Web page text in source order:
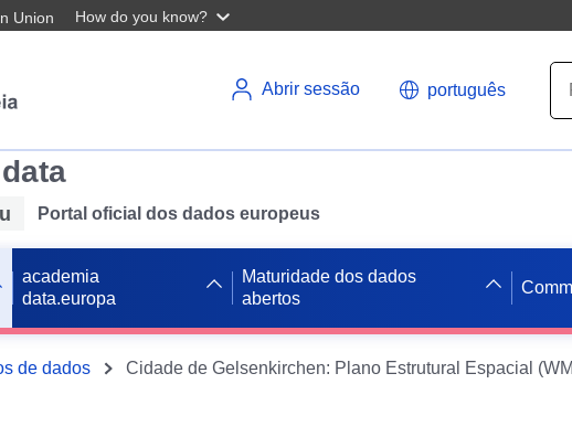
Union How do you know?
Abrir sessão português
Portal oficial dos dados europeus
academia
data.europa
Maturidade dos dados
abertos
de dados Cidade de Gelsenkirchen: Plano Estrutural Espacial